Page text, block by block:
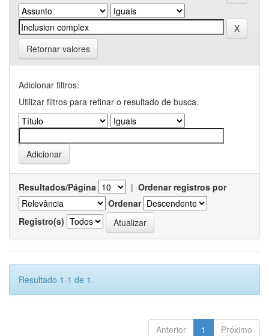
Retornar valores
Adicionar filtros:
Utilizar filtros para refinar o resultado de busca.
Resultados/Página | Ordenar registros por
Ordenar
Registro(s)
Resultado 1-1 de 1.
Anterior 1 Próximo